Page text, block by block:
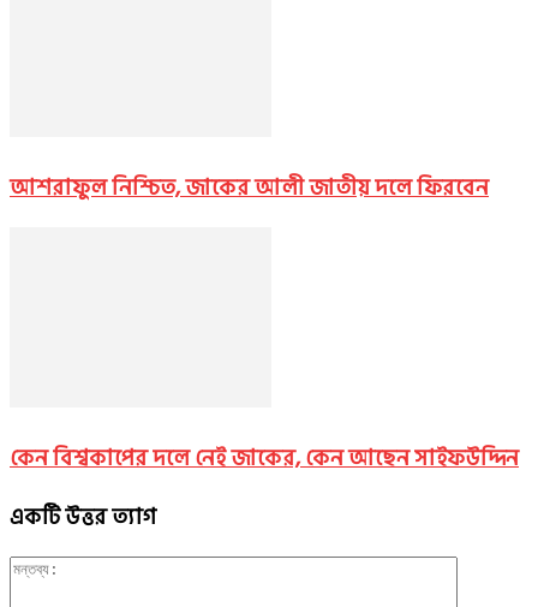
আশরাফুল নিশ্চিত, জাকের আলী জাতীয় দলে ফিরবেন
কেন বিশ্বকাপের দলে নেই জাকের, কেন আছেন সাইফউদ্দিন
একটি উত্তর ত্যাগ